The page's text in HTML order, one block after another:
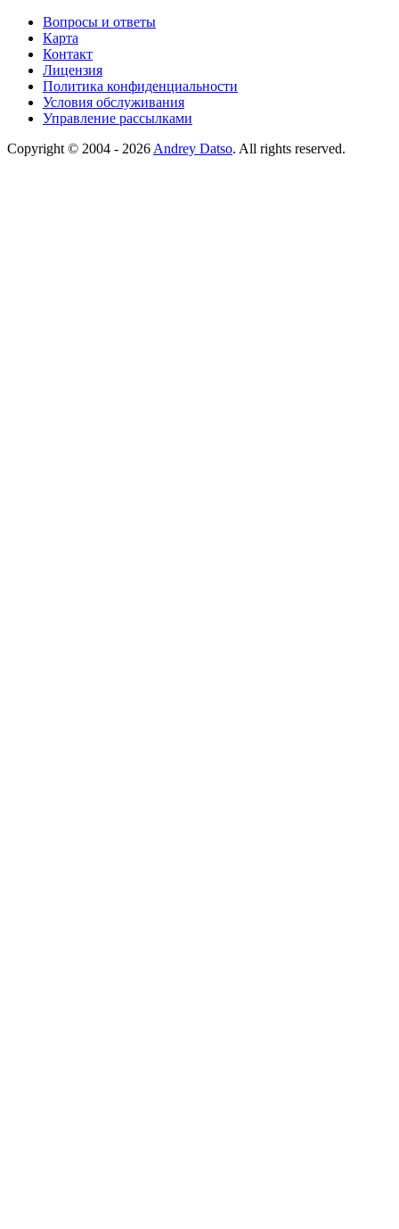
Вопросы и ответы
Карта
Контакт
Лицензия
Политика конфиденциальности
Условия обслуживания
Управление рассылками
Copyright © 2004 - 2026 Andrey Datso. All rights reserved.